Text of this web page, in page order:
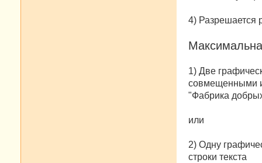
4) Разрешается
1) Две
совмещенными
"Фабрика
или
2) Одну
строки текста